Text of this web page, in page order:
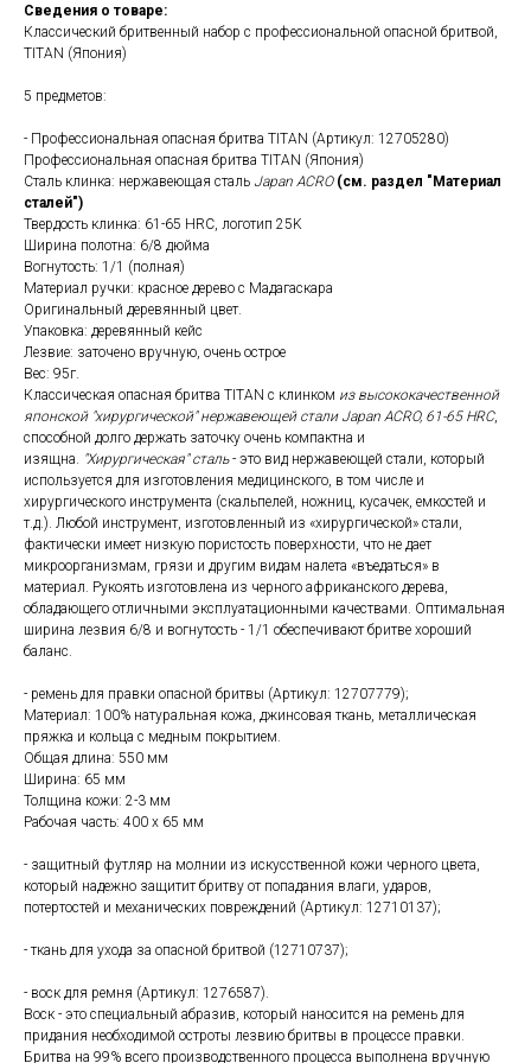
Сведения о товаре:
Классический бритвенный набор с профессиональной опасной бритвой,
TITAN (Япония)
5 предметов:
- Профессиональная опасная бритва TITAN (Артикул: 12705280)
Профессиональная опасная бритва TITAN (Япония)
Сталь клинка: нержавеющая сталь Japan ACRO (см. раздел "Материал
сталей")
Твердость клинка: 61-65 HRC, логотип 25K
Ширина полотна: 6/8 дюйма
Вогнутость: 1/1 (полная)
Материал ручки: красное дерево с Мадагаскара
Оригинальный деревянный цвет.
Упаковка: деревянный кейс
Лезвие: заточено вручную, очень острое
Вес: 95г.
Классическая опасная бритва TITAN с клинком из высококачественной
японской "хирургической" нержавеющей стали Japan ACRO, 61-65 HRC,
способной долго держать заточку очень компактна и
изящна. "Хирургическая" сталь- это вид нержавеющей стали, который
используется для изготовления медицинского, в том числе и
хирургического инструмента (скальпелей, ножниц, кусачек, емкостей и
т.д.). Любой инструмент, изготовленный из «хирургической» стали,
фактически имеет низкую пористость поверхности, что не дает
микроорганизмам, грязи и другим видам налета «въедаться» в
материал. Рукоять изготовлена из черного африканского дерева,
обладающего отличными эксплуатационными качествами. Оптимальная
ширина лезвия 6/8 и вогнутость - 1/1 обеспечивают бритве хороший
баланс.
- ремень для правки опасной бритвы (Артикул: 12707779);
Материал: 100% натуральная кожа, джинсовая ткань, металлическая
пряжка и кольца с медным покрытием.
Общая длина: 550 мм
Ширина: 65 мм
Толщина кожи: 2-3 мм
Рабочая часть: 400 х 65 мм
- защитный футляр на молнии из искусственной кожи черного цвета,
который надежно защитит бритву от попадания влаги, ударов,
потертостей и механических повреждений (Артикул: 12710137);
- ткань для ухода за опасной бритвой (12710737);
- воск для ремня (Артикул: 1276587).
Воск - это специальный абразив, который наносится на ремень для
придания необходимой остроты лезвию бритвы в процессе правки.
Бритва на 99% всего производственного процесса выполнена вручную